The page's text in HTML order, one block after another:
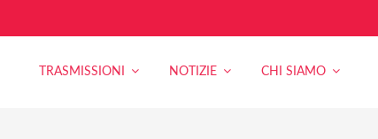
TRASMISSIONI NOTIZIE CHI SIAMO